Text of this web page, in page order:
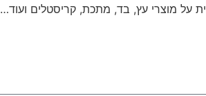
על מוצרי עץ, בד, מתכת, קריסטלים ועוד…